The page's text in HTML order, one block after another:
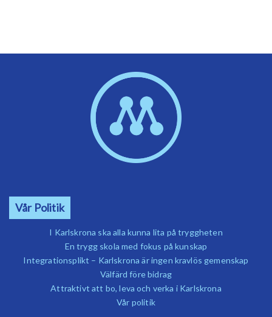
Vår Politik
I Karlskrona ska alla kunna lita på tryggheten
En trygg skola med fokus på kunskap
Integrationsplikt – Karlskrona är ingen kravlös gemenskap
Välfärd före bidrag
Attraktivt att bo, leva och verka i Karlskrona
Vår politik